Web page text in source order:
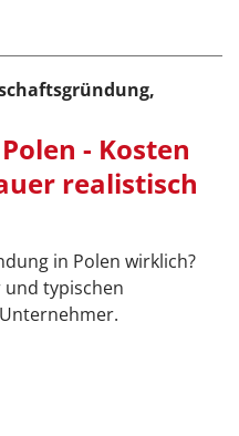
- Kosten
realistisch
in Polen wirklich?
und typischen